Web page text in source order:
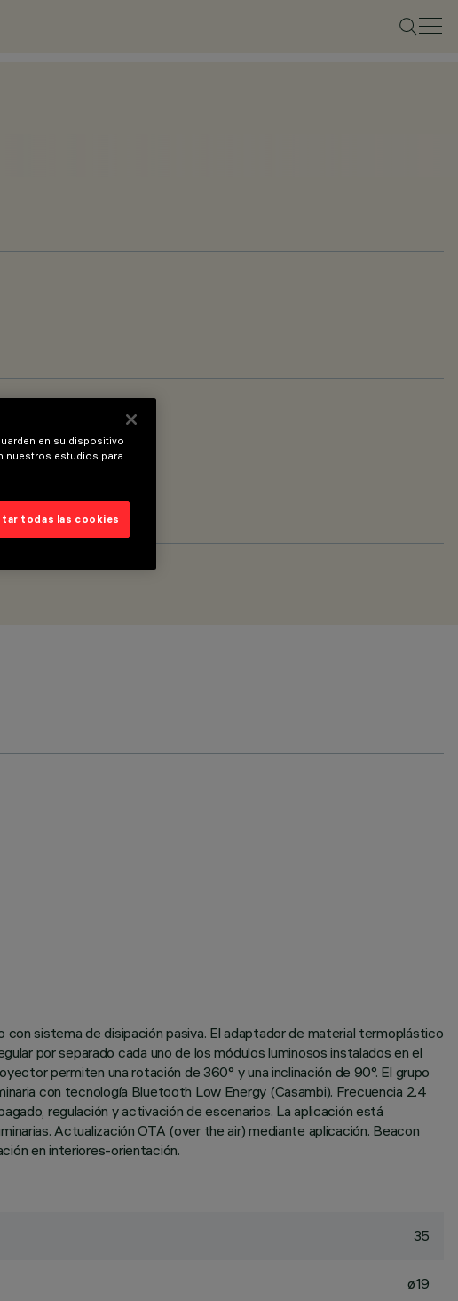
sistema de disipación pasiva. El adaptador de material termoplástico
por separado cada uno de los módulos luminosos instalados en el
permiten una rotación de 360° y una inclinación de 90°. El grupo
con tecnología Bluetooth Low Energy (Casambi). Frecuencia 2.4
regulación y activación de escenarios. La aplicación está
Actualización OTA (over the air) mediante aplicación. Beacon
en interiores-orientación.
35
ø19
en su dispositivo
nuestros estudios para
todas las cookies